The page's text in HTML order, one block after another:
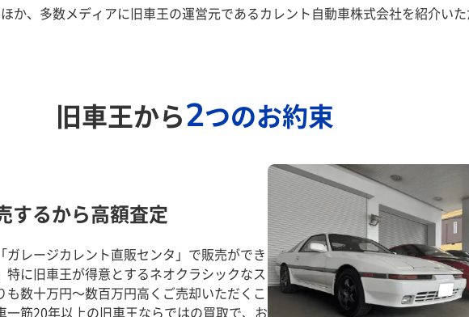
か、多数メディアに旧車王の運営元であるカレント自動車株式会社を紹介いた
旧車王から2つのお約束
するから高額査定
レージカレント直販センタ」で販売ができ
特に旧車王が得意とするネオクラシックなス
数十万円～数百万円高くご売却いただくこ
一筋20年以上の旧車王ならではの買取で、お